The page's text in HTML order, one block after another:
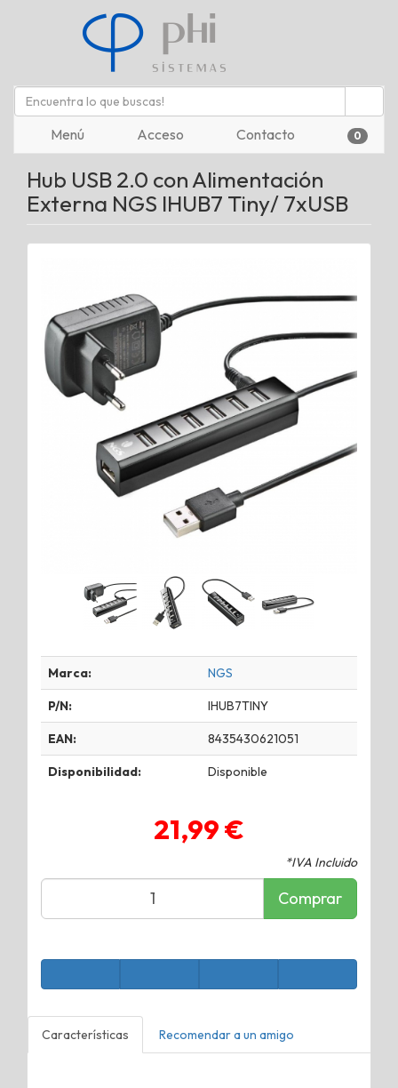
Menú Acceso Contacto 0
Hub USB 2.0 con Alimentación
Externa NGS IHUB7 Tiny/ 7xUSB
Marca: NGS
P/N: IHUB7TINY
EAN: 8435430621051
Disponibilidad: Disponible
21,99 €
*IVA Incluido
Comprar
Características Recomendar a un amigo